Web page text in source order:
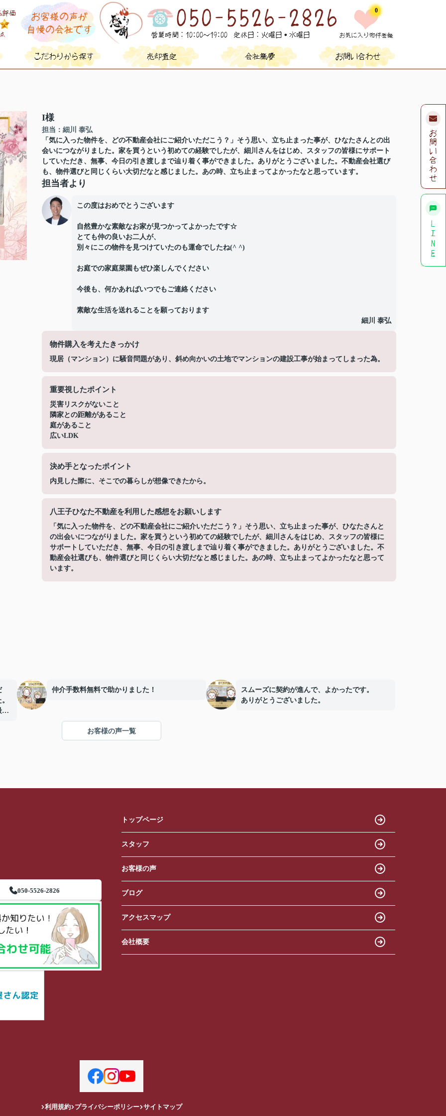
0
I様
担当：細川 泰弘
「気に入った物件を、どの不動産会社にご紹介いただこう？」そう思い、立ち止まった事が、ひなたさんとの出
会いにつながりました。家を買うという初めての経験でしたが、細川さんをはじめ、スタッフの皆様にサポート
していただき、無事、今日の引き渡しまで辿り着く事ができました。ありがとうございました。不動産会社選び
も、物件選びと同じくらい大切だなと感じました。あの時、立ち止まってよかったなと思っています。
担当者より
この度はおめでとうございます
自然豊かな素敵なお家が見つかってよかったです☆
とても仲の良いお二人が、
別々にこの物件を見つけていたのも運命でしたね(^ ^)
お庭での家庭菜園もぜひ楽しんでください
今後も、何かあればいつでもご連絡ください
素敵な生活を送れることを願っております
細川 泰弘
物件購入を考えたきっかけ
現居（マンション）に騒音問題があり、斜め向かいの土地でマンションの建設工事が始まってしまった為。
重要視したポイント
災害リスクがないこと
隣家との距離があること
庭があること
広いLDK
決め手となったポイント
内見した際に、そこでの暮らしが想像できたから。
八王子ひなた不動産を利用した感想をお願いします
「気に入った物件を、どの不動産会社にご紹介いただこう？」そう思い、立ち止まった事が、ひなたさんと
の出会いにつながりました。家を買うという初めての経験でしたが、細川さんをはじめ、スタッフの皆様に
サポートしていただき、無事、今日の引き渡しまで辿り着く事ができました。ありがとうございました。不
動産会社選びも、物件選びと同じくらい大切だなと感じました。あの時、立ち止まってよかったなと思って
います。
後
仲介手数料無料で助かりました！
スムーズに契約が進んで、よかったです。
ありがとうございました。
お客様の声一覧
050-5526-2826
トップページ
スタッフ
お客様の声
ブログ
アクセスマップ
会社概要
利用規約 プライバシーポリシー サイトマップ